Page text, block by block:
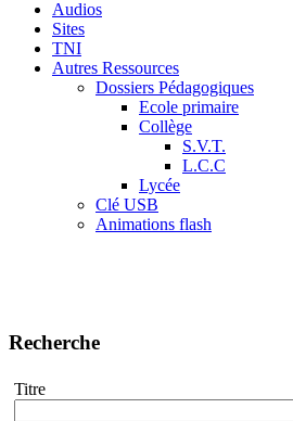
Audios
Sites
TNI
Autres Ressources
Dossiers Pédagogiques
Ecole primaire
Collège
S.V.T.
L.C.C
Lycée
Clé USB
Animations flash
Recherche
Titre